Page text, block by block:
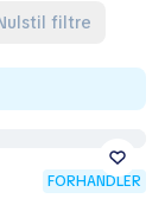
Nulstil filtre
FORHANDLER